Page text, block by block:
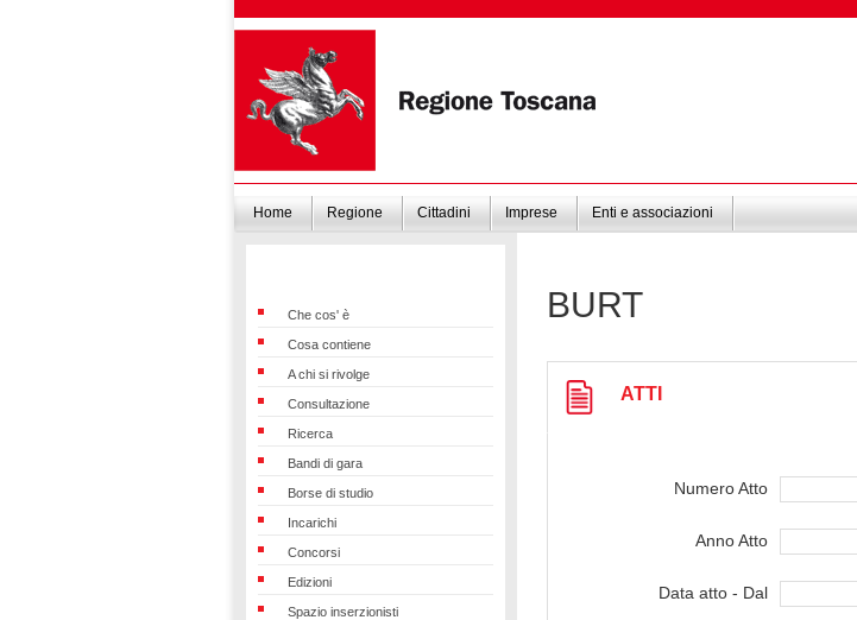
Home Regione Cittadini Imprese Enti e associazioni
Che cos' è
Cosa contiene
A chi si rivolge
Consultazione
Ricerca
Bandi di gara
Borse di studio
Incarichi
Concorsi
Edizioni
Spazio inserzionisti
BURT
ATTI
Numero Atto
Anno Atto
Data atto - Dal